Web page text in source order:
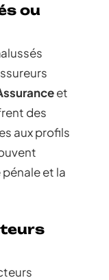
ou
et
des
aux profils
et la